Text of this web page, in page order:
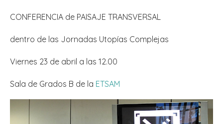
CONFERENCIA de PAISAJE TRANSVERSAL
dentro de las Jornadas Utopías Complejas
Viernes 23 de abril a las 12.00
Sala de Grados B de la ETSAM